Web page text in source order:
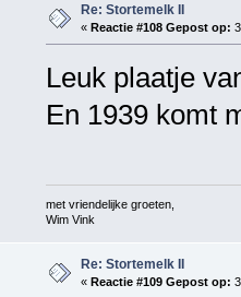
Re: Stortemelk II
« Reactie #108 Gepost op:
Leuk plaatje
En 1939 komt
met vriendelijke groeten,
Wim Vink
Re: Stortemelk II
« Reactie #109 Gepost op: